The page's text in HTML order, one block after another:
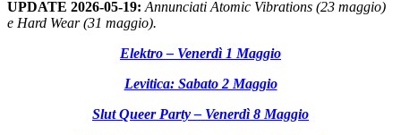
UPDATE 2026-05-19: Annunciati Atomic Vibrations (23 maggio)
e Hard Wear (31 maggio).
Elektro – Venerdì 1 Maggio
Levitica: Sabato 2 Maggio
Slut Queer Party – Venerdì 8 Maggio